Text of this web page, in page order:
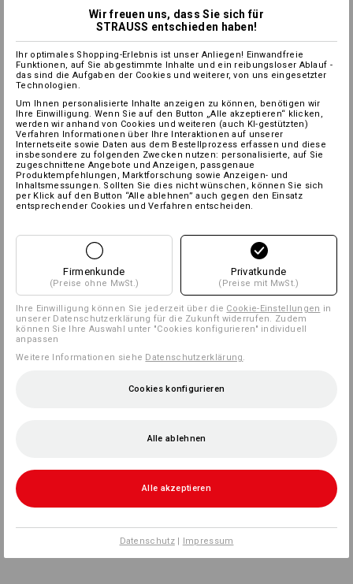
Wir freuen uns, dass Sie sich für
STRAUSS entschieden haben!
Ihr optimales Shopping-Erlebnis ist unser Anliegen! Einwandfreie
Funktionen, auf Sie abgestimmte Inhalte und ein reibungsloser Ablauf -
das sind die Aufgaben der Cookies und weiterer, von uns eingesetzter
Technologien.
Um Ihnen personalisierte Inhalte anzeigen zu können, benötigen wir
Ihre Einwilligung. Wenn Sie auf den Button „Alle akzeptieren“ klicken,
werden wir anhand von Cookies und weiteren (auch KI-gestützten)
Verfahren Informationen über Ihre Interaktionen auf unserer
Internetseite sowie Daten aus dem Bestellprozess erfassen und diese
insbesondere zu folgenden Zwecken nutzen: personalisierte, auf Sie
zugeschnittene Angebote und Anzeigen, passgenaue
Produktempfehlungen, Marktforschung sowie Anzeigen- und
Inhaltsmessungen. Sollten Sie dies nicht wünschen, können Sie sich
per Klick auf den Button “Alle ablehnen” auch gegen den Einsatz
entsprechender Cookies und Verfahren entscheiden.
Firmenkunde
(Preise ohne MwSt.)
Privatkunde
(Preise mit MwSt.)
Ihre Einwilligung können Sie jederzeit über die Cookie-Einstellungen in
unserer Datenschutzerklärung für die Zukunft widerrufen. Zudem
können Sie Ihre Auswahl unter "Cookies konfigurieren" individuell
anpassen
Weitere Informationen siehe Datenschutzerklärung
Cookies konfigurieren
Alle ablehnen
Alle akzeptieren
Datenschutz| Impressum